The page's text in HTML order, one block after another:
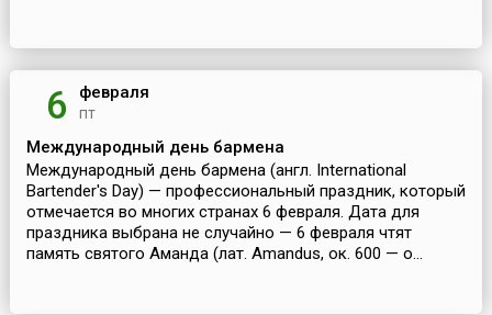
6 февраля
пт
Международный день бармена
Международный день бармена (англ. International
Bartender's Day) — профессиональный праздник, который
отмечается во многих странах 6 февраля. Дата для
праздника выбрана не случайно — 6 февраля чтят
память святого Аманда (лат. Amandus, ок. 600 — о...